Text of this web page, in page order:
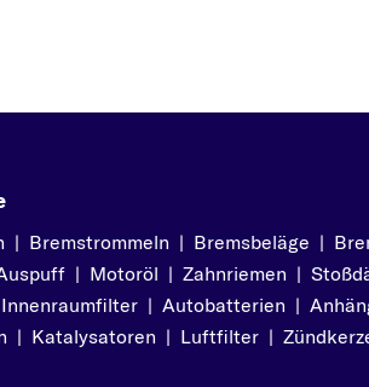
| Bremstrommeln | Bremsbeläge |
| Motoröl | Zahnriemen |
Innenraumfilter | Autobatterien |
| Katalysatoren | Luftfilter |